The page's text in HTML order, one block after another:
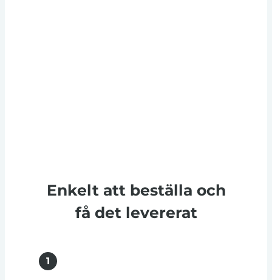
Enkelt att beställa och
få det levererat
1